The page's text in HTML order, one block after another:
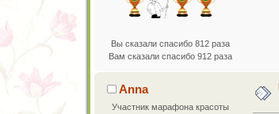
Вы сказали спасибо 812 раза
Вам сказали спасибо 912 раза
Anna
Участник марафона красоты